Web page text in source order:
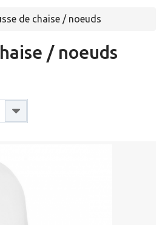
de chaise / noeuds
/ noeuds